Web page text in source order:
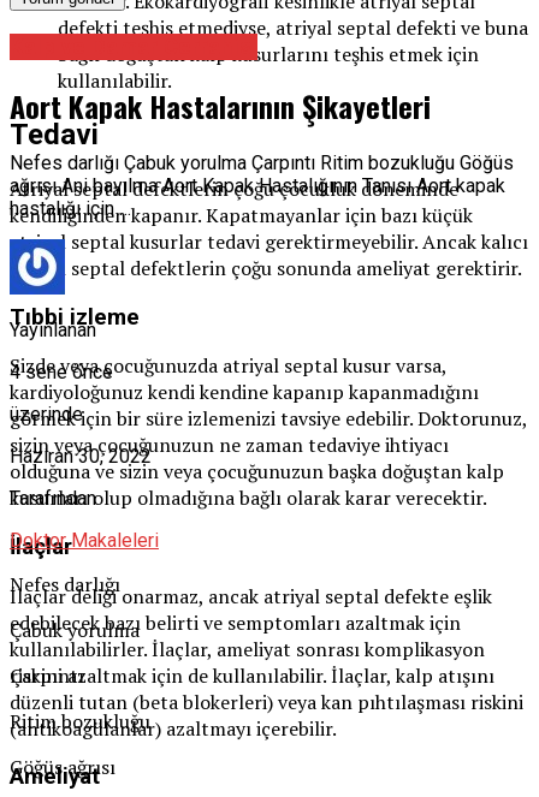
defekti teşhis etmediyse, atriyal septal defekti ve buna
bağlı doğuştan kalp kusurlarını teşhis etmek için
kullanılabilir.
Tedavi
Atriyal septal defektlerin çoğu çocukluk döneminde
kendiliğinden kapanır. Kapatmayanlar için bazı küçük
atriyal septal kusurlar tedavi gerektirmeyebilir. Ancak kalıcı
atriyal septal defektlerin çoğu sonunda ameliyat gerektirir.
Tıbbi izleme
Sizde veya çocuğunuzda atriyal septal kusur varsa,
kardiyoloğunuz kendi kendine kapanıp kapanmadığını
görmek için bir süre izlemenizi tavsiye edebilir. Doktorunuz,
sizin veya çocuğunuzun ne zaman tedaviye ihtiyacı
olduğuna ve sizin veya çocuğunuzun başka doğuştan kalp
kusurları olup olmadığına bağlı olarak karar verecektir.
İlaçlar
İlaçlar deliği onarmaz, ancak atriyal septal defekte eşlik
edebilecek bazı belirti ve semptomları azaltmak için
kullanılabilirler. İlaçlar, ameliyat sonrası komplikasyon
riskini azaltmak için de kullanılabilir. İlaçlar, kalp atışını
düzenli tutan (beta blokerleri) veya kan pıhtılaşması riskini
(antikoagülanlar) azaltmayı içerebilir.
Ameliyat
Aort Kapak Hastalarının Şikayetleri
Nefes darlığı Çabuk yorulma Çarpıntı Ritim bozukluğu Göğüs
ağrısı Ani bayılma Aort Kapak Hastalığının Tanısı Aort kapak
hastalığı için …
Yayınlanan
4 sene önce
üzerinde
Haziran 30, 2022
Tarafından
Doktor Makaleleri
Nefes darlığı
Çabuk yorulma
Çarpıntı
Ritim bozukluğu
Göğüs ağrısı